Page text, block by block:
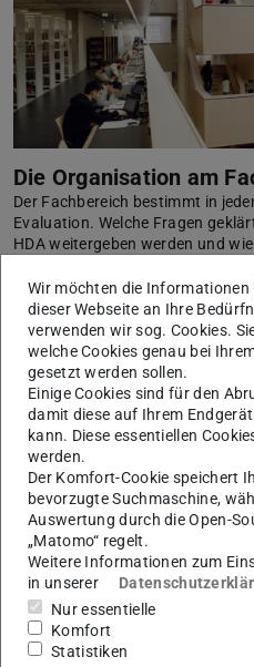
Die Organisation am
Der Fachbereich bestimmt in
Evaluation. Welche Fragen
HDA weitergeben werden und
Mehr erfahren
Ergebnisse und Berichte
Wer erhält welche Berichte und
Wir möchten die
dieser Webseite an Ihre
verwenden wir sog. Cookies.
welche Cookies genau bei
gesetzt werden sollen.
Einige Cookies sind für den
damit diese auf Ihrem
kann. Diese essentiellen
werden.
Der Komfort-Cookie speichert
bevorzugte Suchmaschine,
Auswertung durch die Open-
„Matomo“ regelt.
Weitere Informationen zum
in unserer
Nur essentielle
Komfort
Statistiken